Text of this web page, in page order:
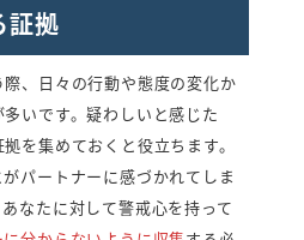
証拠
、日々の行動や態度の変化か
いです。疑わしいと感じた
を集めておくと役立ちます。
パートナーに感づかれてしま
なたに対して警戒心を持って